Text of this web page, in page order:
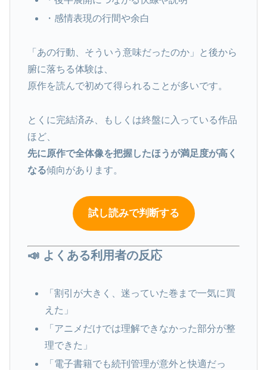
・感情表現の行間や余白
「あの行動、そういう意味だったのか」と後から
腑に落ちる体験は、
原作を読んで初めて得られることが多いです。
とくに完結済み、もしくは終盤に入っている作品
ほど、
先に原作で全体像を把握したほうが満足度が高く
なる傾向があります。
試し読みで判断する
📣 よくある利用者の反応
「割引が大きく、迷っていた巻まで一気に買
えた」
「アニメだけでは理解できなかった部分が整
理できた」
「電子書籍でも続刊管理が意外と快適だっ